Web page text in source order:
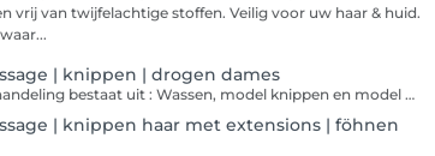
vrij van twijfelachtige stoffen. Veilig voor uw haar & huid.
| knippen | drogen dames
Deze behandeling bestaat uit : Wassen, model knippen en model drogen van het haar met de hand. Bij deze behandeling maken we gebruik van producten aangepast op de wensen en behoefte van de klant en het haar.
| knippen haar met extensions | föhnen